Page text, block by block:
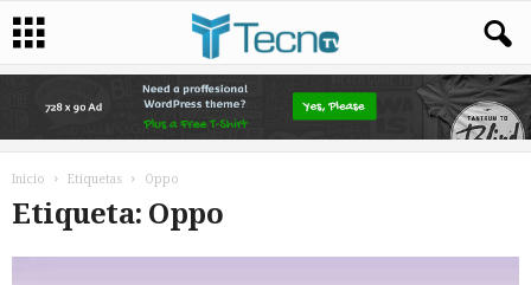
Inicio Etiquetas Oppo
Etiqueta: Oppo